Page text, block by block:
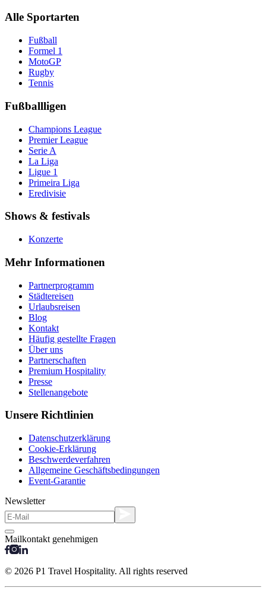
Alle Sportarten
Fußball
Formel 1
MotoGP
Rugby
Tennis
Fußballligen
Champions League
Premier League
Serie A
La Liga
Ligue 1
Primeira Liga
Eredivisie
Shows & festivals
Konzerte
Mehr Informationen
Partnerprogramm
Städtereisen
Urlaubsreisen
Blog
Kontakt
Häufig gestellte Fragen
Über uns
Partnerschaften
Premium Hospitality
Presse
Stellenangebote
Unsere Richtlinien
Datenschutzerklärung
Cookie-Erklärung
Beschwerdeverfahren
Allgemeine Geschäftsbedingungen
Event-Garantie
Newsletter
Mailkontakt genehmigen
© 2026 P1 Travel Hospitality. All rights reserved